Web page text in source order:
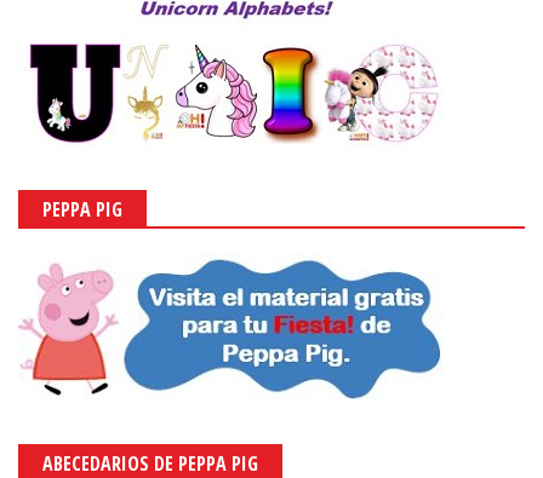
PEPPA PIG
ABECEDARIOS DE PEPPA PIG